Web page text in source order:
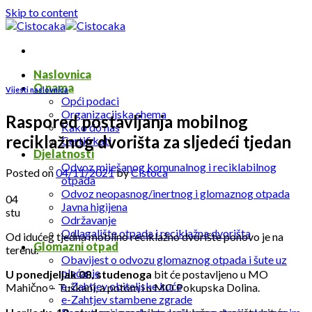
Skip to content
Naslovnica
O nama
Opći podaci
Organizacijska shema
Kako do nas
Certifikati
Djelatnosti
Odvoz miješanog komunalnog i reciklabilnog
otpada
Odvoz neopasnog/inertnog i glomaznog otpada
Javna higijena
Održavanje
Odlagalište otpada i reciklažna dvorišta
Glomazni otpad
Obavijest o odvozu glomaznog otpada i šute uz
plaćanje
e-Zahtjev obiteljske kuće
e-Zahtjev stambene zgrade
Vijesti naslovnica
Raspored postavljanja mobilnog
reciklažnog dvorišta za sljedeći tjedan
Posted on04/11/2021byCistoca
04
stu
Od idućeg tjedna mobilno reciklažno dvorište ponovo je na
terenu.
U ponedjeljak 08. studenoga bit će postavljeno u MO
Mahično – Tuškani, a potom i u MO Pokupska Dolina.